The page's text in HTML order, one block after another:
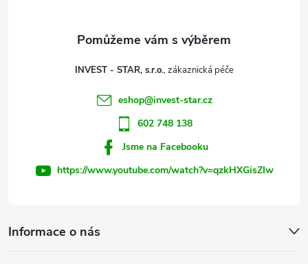
Informace o nás
INVEST - STAR, s.r.o.
eshop@invest-star.cz
602 748 138
Jsme na Facebooku
https://www.youtube.com/watch?v=qzkHXGisZIw